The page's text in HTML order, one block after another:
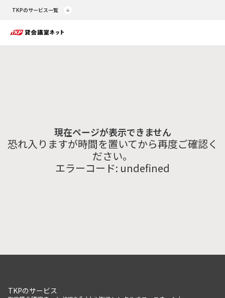
TKPのサービス一覧
現在ページが表示できません
恐れ入りますが時間を置いてから再度ご確認く
ださい。
エラーコード: undefined
TKPのサービス